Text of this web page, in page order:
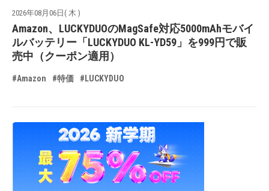
2026年08月06日( 木 )
Amazon、LUCKYDUOのMagSafe対応5000mAhモバイ
ルバッテリー「LUCKYDUO KL-YD59」を999円で販
売中（クーポン適用）
#Amazon #特価 #LUCKYDUO